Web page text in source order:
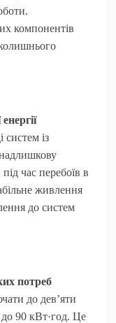
компонентів
із
час перебоїв в
живлення
до систем
потреб
до дев’яти
до 90 кВт·год. Це